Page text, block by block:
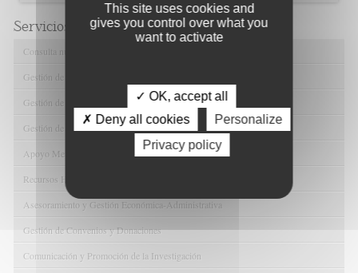
Servicios de FIBAO
Consulta nuestras Ofertas Tecnológicas
Gestión de Ensayos Clínicos y Estudios Observacionales
Gestión de la Innovación y la Transferencia Tecnológica
Gestión de Ayudas y Oportunidad de Financiación
Apoyo Metodológico y/o Estadístico
Recursos Humanos
Asesoramiento y Gestión Económica-Administrativa
Gestión de Convenios y Donaciones
Comunicación y Promoción de la Investigación
This site uses cookies and
gives you control over what you
want to activate
✓ OK, accept all
✗ Deny all cookies
Personalize
Privacy policy